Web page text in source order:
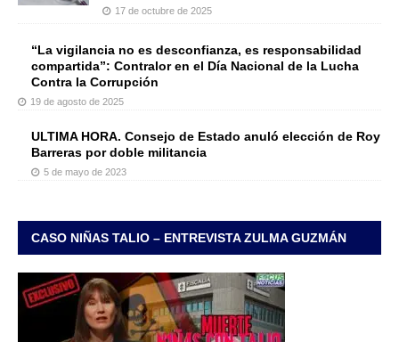
17 de octubre de 2025
“La vigilancia no es desconfianza, es responsabilidad
compartida”: Contralor en el Día Nacional de la Lucha
Contra la Corrupción
19 de agosto de 2025
ULTIMA HORA. Consejo de Estado anuló elección de Roy
Barreras por doble militancia
5 de mayo de 2023
CASO NIÑAS TALIO – ENTREVISTA ZULMA GUZMÁN